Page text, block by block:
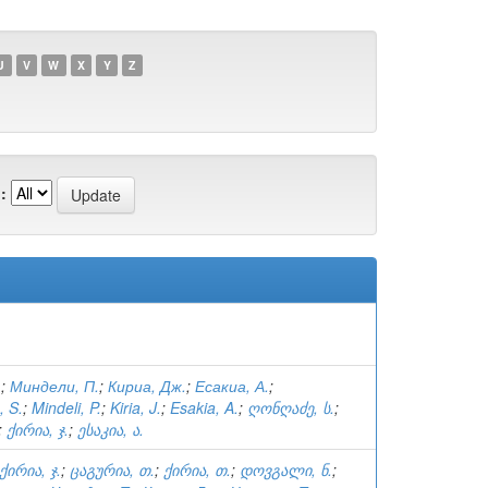
V W X Y Z
; Миндели, П.; Кириа, Дж.; Есакиа, А.;
S.; Mindeli, P.; Kiria, J.; Esakia, A.; ღონღაძე, ს.;
ქირია, ჯ.; ესაკია, ა.
ქირია, ჯ.; ცაგურია, თ.; ქირია, თ.; დოვგალი, ნ.;